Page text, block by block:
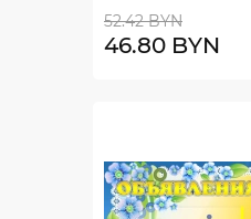
52.42 BYN
46.80 BYN